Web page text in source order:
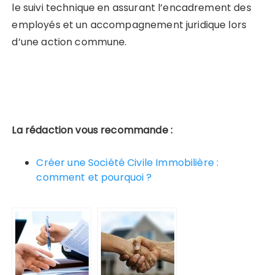
le suivi technique en assurant l’encadrement des
employés et un accompagnement juridique lors
d’une action commune.
La rédaction vous recommande :
Créer une Société Civile Immobilière :
comment et pourquoi ?